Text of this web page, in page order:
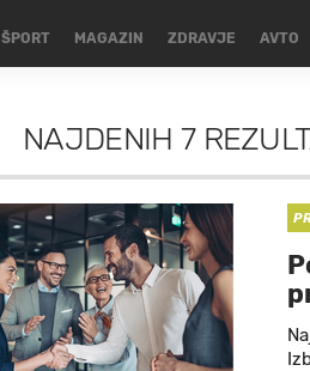
ŠPORT MAGAZIN ZDRAVJE AVTO
NAJDENIH 7